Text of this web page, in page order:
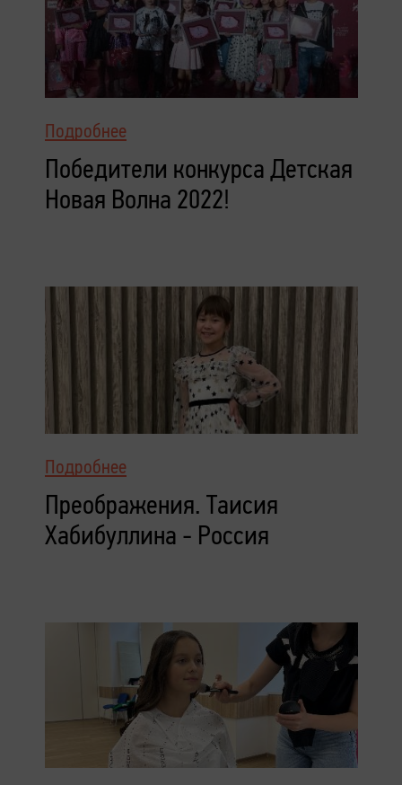
Подробнее
Победители конкурса Детская
Новая Волна 2022!
Подробнее
Преображения. Таисия
Хабибуллина - Россия